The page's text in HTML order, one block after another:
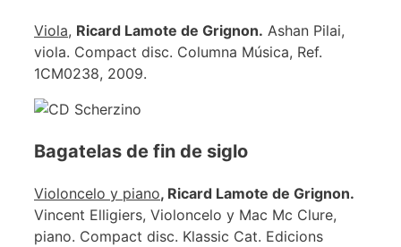
Viola, Ricard Lamote de Grignon. Ashan Pilai,
viola. Compact disc. Columna Música, Ref.
1CM0238, 2009.
Bagatelas de fin de siglo
Violoncelo y piano, Ricard Lamote de Grignon.
Vincent Elligiers, Violoncelo y Mac Mc Clure,
piano. Compact disc. Klassic Cat. Edicions